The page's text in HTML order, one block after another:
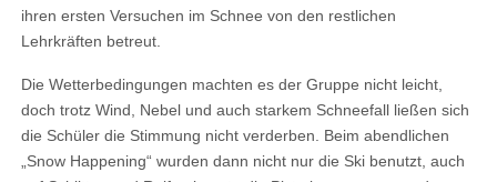
ihren ersten Versuchen im Schnee von den restlichen
Lehrkräften betreut.
Die Wetterbedingungen machten es der Gruppe nicht leicht,
doch trotz Wind, Nebel und auch starkem Schneefall ließen sich
die Schüler die Stimmung nicht verderben. Beim abendlichen
„Snow Happening“ wurden dann nicht nur die Ski benutzt, auch